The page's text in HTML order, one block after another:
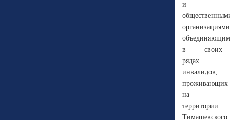
и
в своих
рядах
инвалидов,
проживающих
на
территории
Тимашевского